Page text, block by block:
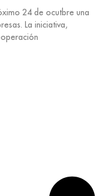
24 de ocutbre una
La iniciativa,